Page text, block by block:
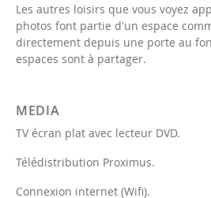
Les autres loisirs que vous voyez
photos font partie d'un espace
directement depuis une porte au
espaces sont à partager.
MEDIA
TV écran plat avec lecteur DVD.
Télédistribution Proximus.
Connexion internet (Wifi).